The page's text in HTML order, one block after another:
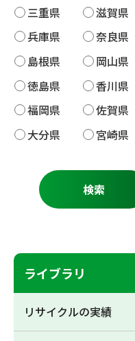
三重県
滋賀県
兵庫県
奈良県
島根県
岡山県
徳島県
香川県
福岡県
佐賀県
大分県
宮崎県
ライブラリ
リサイクルの実績